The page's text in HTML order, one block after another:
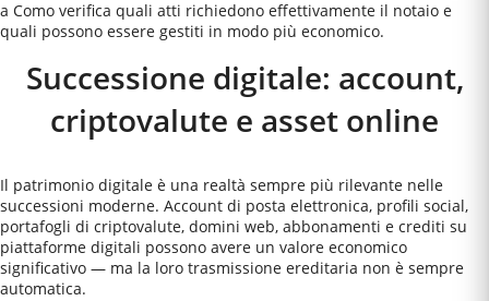
a Como verifica quali atti richiedono effettivamente il notaio e
quali possono essere gestiti in modo più economico.
Successione digitale: account,
criptovalute e asset online
Il patrimonio digitale è una realtà sempre più rilevante nelle
successioni moderne. Account di posta elettronica, profili social,
portafogli di criptovalute, domini web, abbonamenti e crediti su
piattaforme digitali possono avere un valore economico
significativo — ma la loro trasmissione ereditaria non è sempre
automatica.